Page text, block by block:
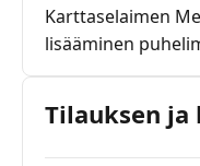
Karttaselaimen
lisääminen
Tilauksen